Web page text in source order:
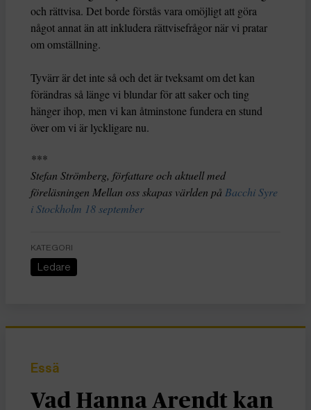
och rättvisa. Det borde förstås vara omöjligt att göra
något annat än att inkludera rättvisefrågor när vi pratar
om omställning.
Tyvärr är det inte så och det är tveksamt om det kan
förändras så länge vi blundar för att saker och ting
hänger ihop, men vi kan åtminstone fundera en stund
över om vi är lyckligare nu.
***
Stefan Strömberg, författare och aktuell med
föreläsningen Mellan oss skapas världen på Bacchi Syre
i Stockholm 18 september
KATEGORI
Ledare
Essä
Vad Hanna Arendt kan